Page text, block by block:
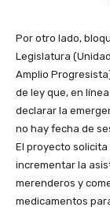
Por otro lado,
Legislatura
Amplio
de ley que, en
declarar la
no hay fecha de
El proyecto
incrementar la
merenderos y
medicamentos